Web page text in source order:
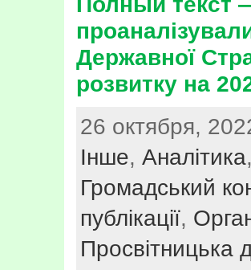
Державної
розвитку на
26 октября,
Інше, Аналітика
Громадський
публікації,
Просвітницька